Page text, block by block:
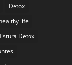
Detox
healthy life
Detox